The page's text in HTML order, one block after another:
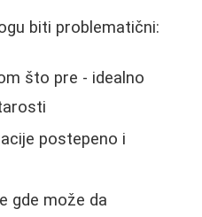
biti problematični:
što pre - idealno
postepeno i
gde može da